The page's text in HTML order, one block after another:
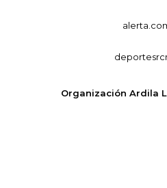
Organización Ardila